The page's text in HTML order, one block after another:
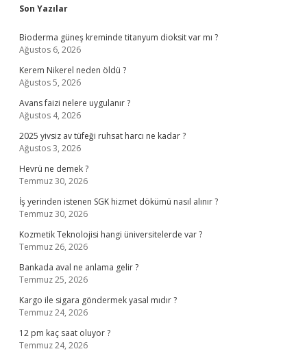
Sidebar
Son Yazılar
Bioderma güneş kreminde titanyum dioksit var mı ?
Ağustos 6, 2026
Kerem Nikerel neden öldü ?
Ağustos 5, 2026
Avans faizi nelere uygulanır ?
Ağustos 4, 2026
2025 yivsiz av tüfeği ruhsat harcı ne kadar ?
Ağustos 3, 2026
Hevrü ne demek ?
Temmuz 30, 2026
İş yerinden istenen SGK hizmet dökümü nasıl alınır ?
Temmuz 30, 2026
Kozmetik Teknolojisi hangi üniversitelerde var ?
Temmuz 26, 2026
Bankada aval ne anlama gelir ?
Temmuz 25, 2026
Kargo ile sigara göndermek yasal mıdır ?
Temmuz 24, 2026
12 pm kaç saat oluyor ?
Temmuz 24, 2026